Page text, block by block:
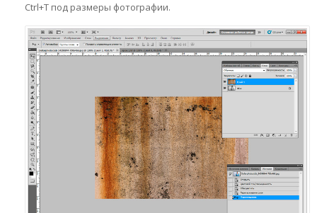
Ctrl+T под размеры фотографии.